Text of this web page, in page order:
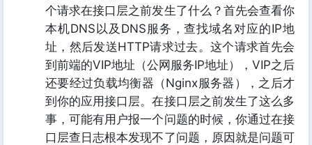
个请求在接口层之前发生了什么？首先会查看你
本机DNS以及DNS服务，查找域名对应的IP地
址，然后发送HTTP请求过去。这个请求首先会
到前端的VIP地址（公网服务IP地址），VIP之后
还要经过负载均衡器（Nginx服务器），之后才
到你的应用接口层。在接口层之前发生了这么多
事，可能有用户报一个问题的时候，你通过在接
口层查日志根本发现不了问题，原因就是问题可